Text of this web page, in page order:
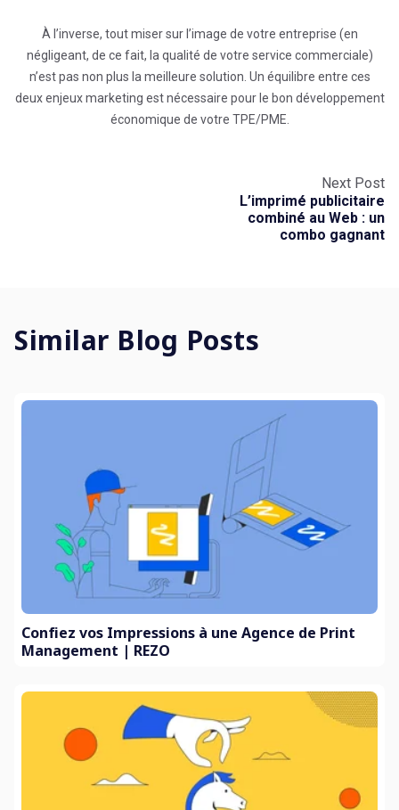
À l’inverse, tout miser sur l’image de votre entreprise (en
négligeant, de ce fait, la qualité de votre service commerciale)
n’est pas non plus la meilleure solution. Un équilibre entre ces
deux enjeux marketing est nécessaire pour le bon développement
économique de votre TPE/PME.
Next Post
L’imprimé publicitaire
combiné au Web : un
combo gagnant
Similar Blog Posts
Confiez vos Impressions à une Agence de Print
Management | REZO